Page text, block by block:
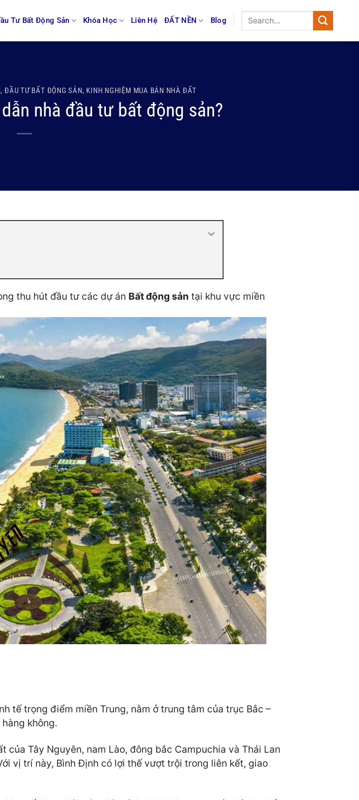
Tư Bất Động Sản Khóa Học Liên Hệ ĐẤT NỀN Blog
,ĐẦU TƯ BẤT ĐỘNG SẢN, KINH NGHIỆM MUA BÁN NHÀ ĐẤT
nhà đầu tư bất động sản?
thu hút đầu tư các dự án Bất động sản tại khu vực miền
tế trọng điểm miền Trung, nằm ở trung tâm của trục Bắc –
không.
Tây Nguyên, nam Lào, đông bắc Campuchia và Thái Lan
vị trí này, Bình Định có lợi thế vượt trội trong liên kết, giao